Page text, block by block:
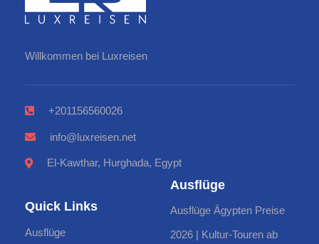
Willkommen bei Luxreisen
+201156560026
info@luxreisen.net
El-Kawthar, Hurghada, Egypt
Quick Links
Ausflüge
Ausflüge
Ausflüge Ägypten Preise
2026 | Kultur-Touren ab